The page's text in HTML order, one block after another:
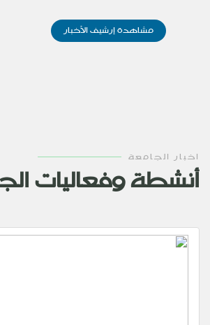
مشاهدة إرشيف الأخبار
اخبار الجامعة
أنشطة وفعاليات